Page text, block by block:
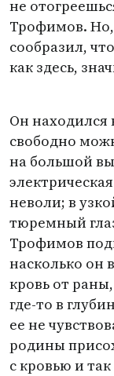
не
Трофимов.
сообразил,
как здесь,
Он находился
свободно
на большой
неволи; в
тюремный
Трофимов
насколько он
кровь от
где-то в
ее не
родины
с кровью и